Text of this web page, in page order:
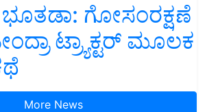
ಗೋಸಂರಕ್ಷಣೆ
ಟ್ರ್ಯಾಕ್ಟರ್ ಮೂಲಕ
More News